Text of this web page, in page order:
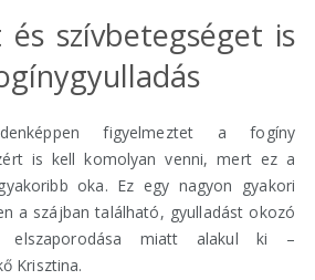
és szívbetegséget is
figyelmeztet a fogíny
is kell komolyan venni, mert ez a
oka. Ez egy nagyon gyakori
a szájban található, gyulladást okozó
elszaporodása miatt alakul ki –
Krisztina.